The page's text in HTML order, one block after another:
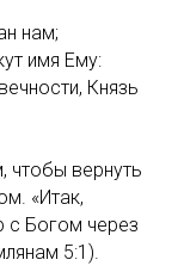
нам;
имя Ему:
Князь
чтобы вернуть
«Итак,
Богом через
5:1).